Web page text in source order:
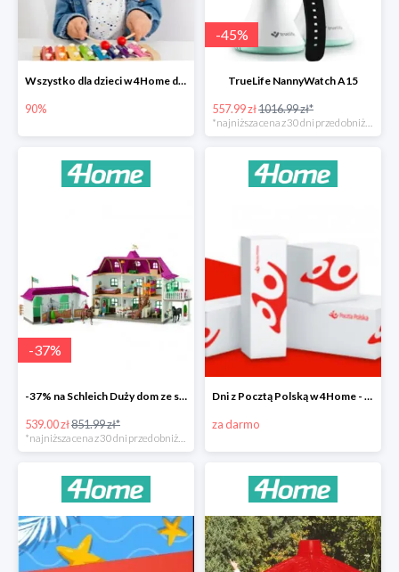
Wszystko dla dzieci w 4Home do -90%
90%
-45%
TrueLife NannyWatch A15
557.99 zł1016.99 zł*
-37%
-37% na Schleich Duży dom ze stajnią i akcesoriami 96 cm
539.00 zł851.99 zł*
*najniższa cena z 30 dni przed obniżką
Dni z Pocztą Polską w 4Home - darmowa dostawa
za darmo